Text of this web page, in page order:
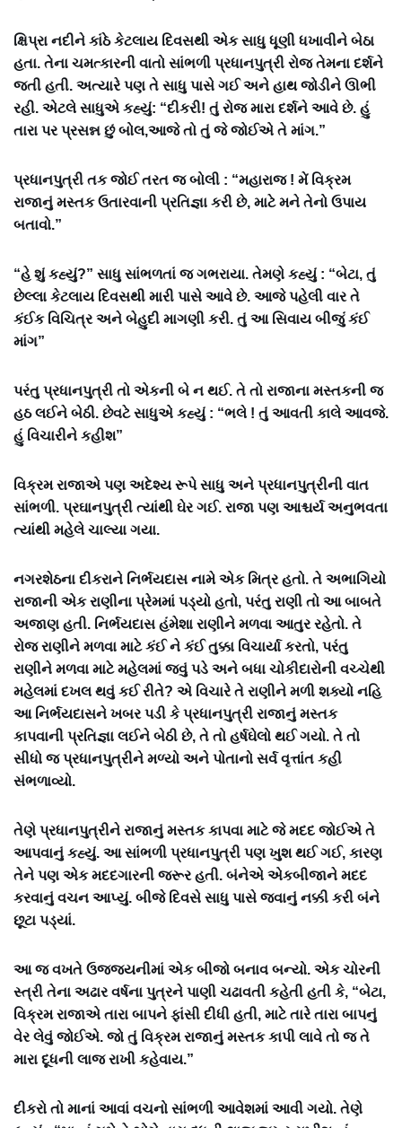
ક્ષિપ્રા નદીને કાંઠે કેટલાય દિવસથી એક સાધુ ધૂણી ધખાવીને બેઠા
હતા. તેના ચમત્કારની વાતો સાંભળી પ્રધાનપુત્રી રોજ તેમના દર્શને
જતી હતી. અત્યારે પણ તે સાધુ પાસે ગઈ અને હાથ જોડીને ઊભી
રહી. એટલે સાધુએ કહ્યું: “દીકરી! તું રોજ મારા દર્શને આવે છે. હું
તારા પર પ્રસન્ન છું બોલ,આજે તો તું જે જોઈએ તે માંગ.”
પ્રધાનપુત્રી તક જોઈ તરત જ બોલી : “મહારાજ ! મેં વિક્રમ
રાજાનું મસ્તક ઉતારવાની પ્રતિજ્ઞા કરી છે, માટે મને તેનો ઉપાય
બતાવો.”
“હે શું કહ્યું?” સાધુ સાંભળતાં જ ગભરાયા. તેમણે કહ્યું : “બેટા, તું
છેલ્લા કેટલાય દિવસથી મારી પાસે આવે છે. આજે પહેલી વાર તે
કંઈક વિચિત્ર અને બેહુદી માગણી કરી. તું આ સિવાય બીજું કંઈ
માંગ”
પરંતુ પ્રધાનપુત્રી તો એકની બે ન થઈ. તે તો રાજાના મસ્તકની જ
હઠ લઈને બેઠી. છેવટે સાધુએ કહ્યું : “ભલે ! તું આવતી કાલે આવજે.
હું વિચારીને કહીશ”
વિક્રમ રાજાએ પણ અદેશ્ય રૂપે સાધુ અને પ્રધાનપુત્રીની વાત
સાંભળી. પ્રઘાનપુત્રી ત્યાંથી ઘેર ગઈ. રાજા પણ આશ્ચર્ય અનુભવતા
ત્યાંથી મહેલે ચાલ્યા ગયા.
નગરશેઠના દીકરાને નિર્ભયદાસ નામે એક મિત્ર હતો. તે અભાગિયો
રાજાની એક રાણીના પ્રેમમાં પડ્યો હતો, પરંતુ રાણી તો આ બાબતે
અજાણ હતી. નિર્ભયદાસ હંમેશા રાણીને મળવા આતુર રહેતો. તે
રોજ રાણીને મળવા માટે કંઈ ને કંઈ તુક્કા વિચાર્યા કરતો, પરંતુ
રાણીને મળવા માટે મહેલમાં જવું પડે અને બધા ચોકીદારોની વચ્ચેથી
મહેલમાં દખલ થવું કઈ રીતે? એ વિચારે તે રાણીને મળી શક્યો નહિ
આ નિર્ભયદાસને ખબર પડી કે પ્રધાનપુત્રી રાજાનું મસ્તક
કાપવાની પ્રતિજ્ઞા લઈને બેઠી છે, તે તો હર્ષઘેલો થઈ ગયો. તે તો
સીધો જ પ્રધાનપુત્રીને મળ્યો અને પોતાનો સર્વ વૃત્તાંત કહી
સંભળાવ્યો.
તેણે પ્રધાનપુત્રીને રાજાનું મસ્તક કાપવા માટે જે મદદ જોઈએ તે
આપવાનું કહ્યું. આ સાંભળી પ્રધાનપુત્રી પણ ખુશ થઈ ગઈ, કારણ
તેને પણ એક મદદગારની જરૂર હતી. બંનેએ એકબીજાને મદદ
કરવાનું વચન આપ્યું. બીજે દિવસે સાધુ પાસે જવાનું નક્કી કરી બંને
છૂટા પડ્યાં.
આ જ વખતે ઉજજયનીમાં એક બીજો બનાવ બન્યો. એક ચોરની
સ્ત્રી તેના અઢાર વર્ષના પુત્રને પાણી ચઢાવતી કહેતી હતી કે, “બેટા,
વિક્રમ રાજાએ તારા બાપને ફાંસી દીધી હતી, માટે તારે તારા બાપનું
વેર લેવું જોઈએ. જો તું વિક્રમ રાજાનું મસ્તક કાપી લાવે તો જ તે
મારા દૂધની લાજ રાખી કહેવાય.”
દીકરો તો માનાં આવાં વચનો સાંભળી આવેશમાં આવી ગયો. તેણે